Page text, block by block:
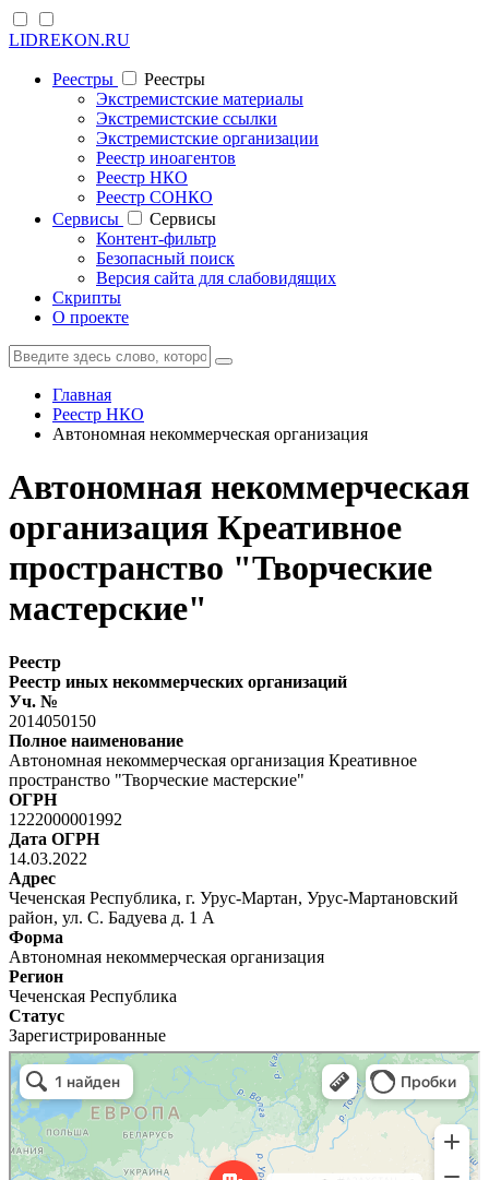
LIDREKON.RU
Реестры
Реестры
Экстремистские материалы
Экстремистские ссылки
Экстремистские организации
Реестр иноагентов
Реестр НКО
Реестр СОНКО
Cервисы
Cервисы
Контент-фильтр
Безопасный поиск
Версия сайта для слабовидящих
Скрипты
О проекте
Главная
Реестр НКО
Автономная некоммерческая организация
Автономная некоммерческая
организация Креативное
пространство "Творческие
мастерские"
Реестр
Реестр иных некоммерческих организаций
Уч. №
2014050150
Полное наименование
Автономная некоммерческая организация Креативное
пространство "Творческие мастерские"
ОГРН
1222000001992
Дата ОГРН
14.03.2022
Адрес
Чеченская Республика, г. Урус-Мартан, Урус-Мартановский
район, ул. С. Бадуева д. 1 А
Форма
Автономная некоммерческая организация
Регион
Чеченская Республика
Статус
Зарегистрированные